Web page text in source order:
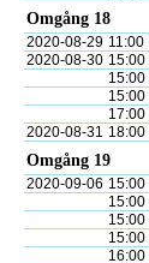
Omgång 18
2020-08-29 11:00
2020-08-30 15:00
15:00
15:00
17:00
2020-08-31 18:00
Omgång 19
2020-09-06 15:00
15:00
15:00
15:00
16:00